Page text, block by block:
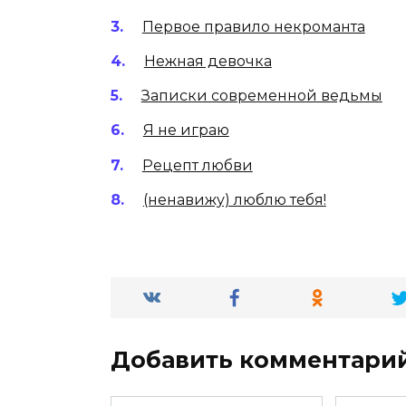
Первое правило некроманта
Нежная девочка
Записки современной ведьмы
Я не играю
Рецепт любви
(ненавижу) люблю тебя!
Добавить